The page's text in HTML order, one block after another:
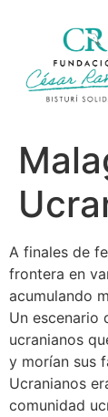
A finales de
frontera en
acumulando
Un escenario
ucranianos
y morían sus
Ucranianos
comunidad